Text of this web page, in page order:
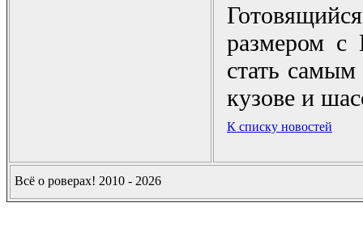
размером
стать
кузове и
К списку новостей
Всё о роверах! 2010 - 2026